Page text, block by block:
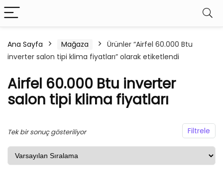
Ana Sayfa Mağaza
Ürünler “Airfel 60.000 Btu
inverter salon tipi klima fiyatları” olarak etiketlendi
Airfel 60.000 Btu inverter
salon tipi klima fiyatları
Filtrele
Tek bir sonuç gösteriliyor